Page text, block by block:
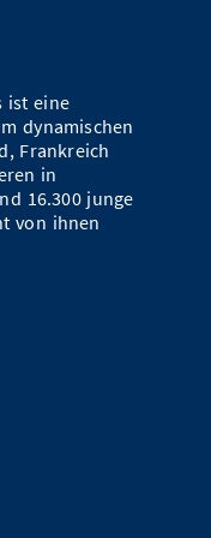
ist eine
dynamischen
Frankreich
in
16.300 junge
von ihnen